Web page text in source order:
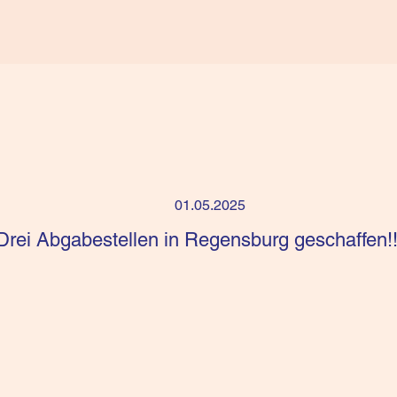
01.05.2025
Abgabestellen in Regensburg geschaffen!!